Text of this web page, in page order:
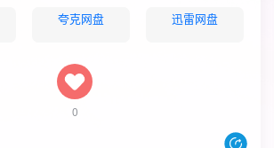
夸克网盘 迅雷网盘
0